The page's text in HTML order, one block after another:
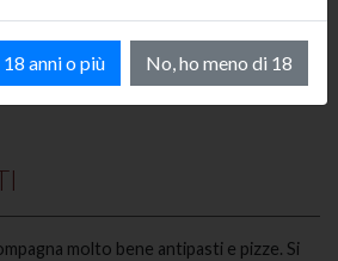
al naso il profumo è fresco e
gialla; al palato il sapore è fresco,
vivace
molto bene antipasti e pizze. Si
18 anni o più No, ho meno di 18